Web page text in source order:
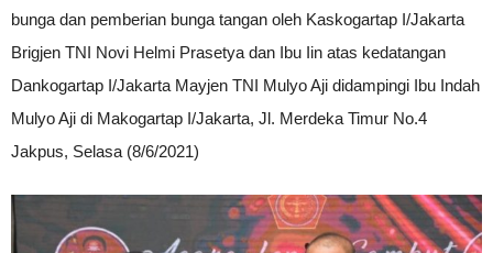
bunga dan pemberian bunga tangan oleh Kaskogartap I/Jakarta
Brigjen TNI Novi Helmi Prasetya dan Ibu Iin atas kedatangan
Dankogartap I/Jakarta Mayjen TNI Mulyo Aji didampingi Ibu Indah
Mulyo Aji di Makogartap I/Jakarta, Jl. Merdeka Timur No.4
Jakpus, Selasa (8/6/2021)